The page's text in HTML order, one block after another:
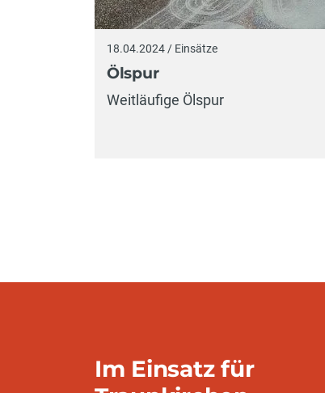
18.04.2024 / Einsätze
Ölspur
Weitläufige Ölspur
Im Einsatz für